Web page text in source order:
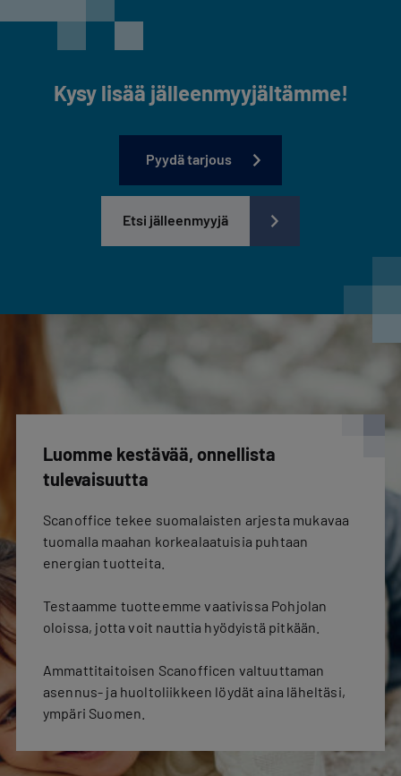
Kysy lisää jälleenmyyjältämme!
Pyydä tarjous
Etsi jälleenmyyjä
Luomme kestävää, onnellista
tulevaisuutta
Scanoffice tekee suomalaisten arjesta mukavaa
tuomalla maahan korkealaatuisia puhtaan
energian tuotteita.
Testaamme tuotteemme vaativissa Pohjolan
oloissa, jotta voit nauttia hyödyistä pitkään.
Ammattitaitoisen Scanofficen valtuuttaman
asennus- ja huoltoliikkeen löydät aina läheltäsi,
ympäri Suomen.